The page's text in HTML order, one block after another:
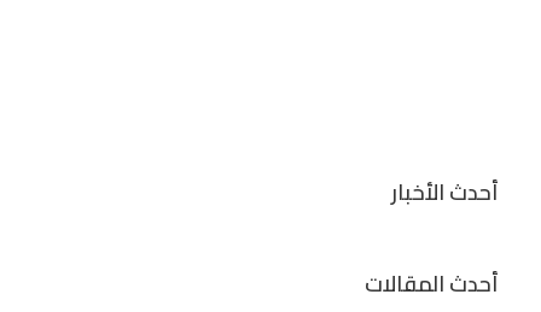
أحدث الأخبار
أحدث المقالات